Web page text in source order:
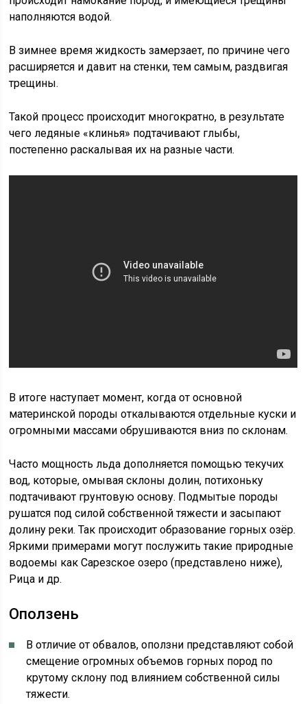
наполняются водой.
В зимнее время жидкость замерзает, по причине чего
расширяется и давит на стенки, тем самым, раздвигая
трещины.
Такой процесс происходит многократно, в результате
чего ледяные «клинья» подтачивают глыбы,
постепенно раскалывая их на разные части.
В итоге наступает момент, когда от основной
материнской породы откалываются отдельные куски и
огромными массами обрушиваются вниз по склонам.
Часто мощность льда дополняется помощью текучих
вод, которые, омывая склоны долин, потихоньку
подтачивают грунтовую основу. Подмытые породы
рушатся под силой собственной тяжести и засыпают
долину реки. Так происходит образование горных озёр.
Яркими примерами могут послужить такие природные
водоемы как Сарезское озеро (представлено ниже),
Рица и др.
Оползень
В отличие от обвалов, оползни представляют собой
смещение огромных объемов горных пород по
крутому склону под влиянием собственной силы
тяжести.